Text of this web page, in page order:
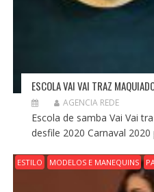
ESCOLA VAI VAI TRAZ
AGENCIA REDE
Escola de samba Vai Vai
desfile 2020 Carnaval
ESTILO MODELOS E MANEQUINS